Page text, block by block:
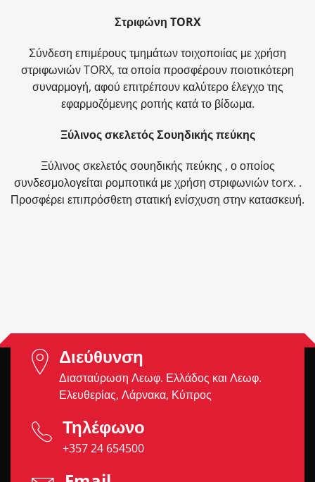
Στριφώνη TORX
Σύνδεση επιμέρους τμημάτων τοιχοποιίας με χρήση
στριφωνιών TORX, τα οποία προσφέρουν ποιοτικότερη
συναρμογή, αφού επιτρέπουν καλύτερο έλεγχο της
εφαρμοζόμενης ροπής κατά το βίδωμα.
Ξύλινος σκελετός Σουηδικής πεύκης
Ξύλινος σκελετός σουηδικής πεύκης , ο οποίος
συνδεσμολογείται ρομποτικά με χρήση στριφωνιών torx. .
Προσφέρει επιπρόσθετη στατική ενίσχυση στην κατασκευή.
Διεύθυνση
Διασταύρωση Λεωφ. Ελλάδος και Λεωφ.
Ελευθερίας, Λάρνακα, Κύπρος
Τηλέφωνο
+357 24 654500